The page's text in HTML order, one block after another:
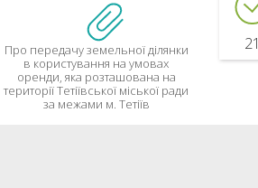
Про передачу земельної ділянки
в користування на умовах
оренди, яка розташована на
території Тетіївської міської ради
за межами м. Тетіїв
21